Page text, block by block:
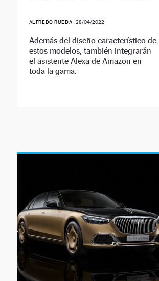
ALFREDO RUEDA |28/04/2022
Además del diseño característico de
estos modelos, también integrarán
el asistente Alexa de Amazon en
toda la gama.